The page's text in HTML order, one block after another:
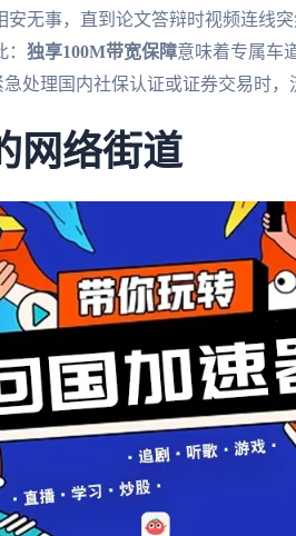
无事，直到论文答辩时视频连线
独享100M带宽保障意味着专属车
处理国内社保认证或证券交易时，
网络街道